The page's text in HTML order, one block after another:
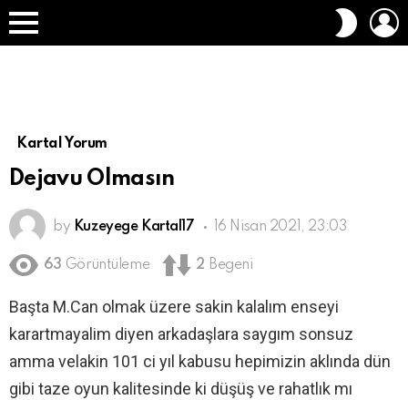
Menü
DIŞ
Kartal Yorum
Dejavu Olmasın
by Kuzeyege Kartal17 16 Nisan 2021, 23:03
63 Görüntüleme 2 Begeni
Başta M.Can olmak üzere sakin kalalım enseyi
karartmayalim diyen arkadaşlara saygım sonsuz
amma velakin 101 ci yıl kabusu hepimizin aklında dün
gibi taze oyun kalitesinde ki düşüş ve rahatlık mı